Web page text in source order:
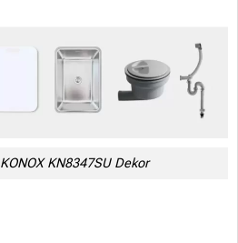
KN8347SU Dekor